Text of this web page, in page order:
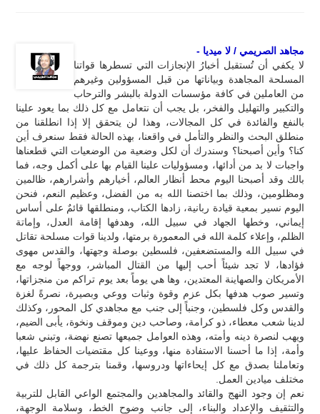
مجاهد الصريمي / لا ميديا -
لا يكفي أن تُستقبل أخبارُ الإنجازات التي تسطرها قواتنا
المسلحة المجاهدة وبياناتها من قبل المسؤولين وغيرهم
من العاملين في كافة مؤسسات الدولة بالبشر والترحاب
والتكبير والتهليل والفخر، بل يجب أن نتعامل مع كل ذلك بما يعود علينا
بالنفع والفائدة في كل المجالات، وهذا لن يتحقق إلا إذا انطلقنا من
منطلق البحث والنظر والتأمل في واقعنا، بهذه الحالة فقط سنعرف أين
كنا؟ وأين أصبحنا؟ وسندرك أن لكل وضعية من الوضعيات التي قطعناها
واجبات لا بد من أدائها، ومسؤوليات علينا القيام بها على أكمل وجه، فما
بالك وقد أصبحنا اليوم محط أنظار العالم، أخيارهم وأشرارهم، ظالمين
ومظلومين، وذلك بما اختصنا الله به من الفضل، وعظيم النعم، فنحن
اليوم نسير بمعية قيادة ربانية، زادها الكتاب، ومنطلقها قائمٌ على أساس
إيماني، وخطها الجهاد في سبيل الله، وهدفها إقامة العدل، وإماتة
الظلم، وإعلاء كلمة الله في المعمورة برمتها، ولدينا قوات مسلحة تقاتل
في سبيل الله والمستضعفين، فلسطين بوصلة وجهتها، والقدس مهوى
فؤادها، لا تجد شيئاً أحب إليها من القتال المباشر، ووجهاً لوجه مع
الأمريكان والصهاينة المعتدين، وها هي يوماً بعد يوم تراكم من منجزاتها،
وتسير صوب هدفها بكل عزم وقوة وثبات ووعي وبصيرة، نصرةً لغزة
والقدس وكل فلسطين، وجنباً إلى جنب مع مجاهدي كل المحور، وكذلك
لدينا شعب معطاء، ذو كرامة، وصاحب دين وموقف ونخوة، يأبى الضيم،
ويهب لنصرة دينه وأمته، وهذه العوامل جميعها تصنع نهضة، وتبني شعبا
وأمة، إذا ما أحسنا الاستفادة منها، ووعينا كل مقتضيات الحفاظ عليها،
وتعاملنا بصدق مع كل إيحاءاتها ودروسها، وقمنا بترجمة كل ذلك في
مختلف ميادين العمل.
نعم إن وجود النهج والقائد والمجاهدين والمجتمع الواعي القابل للتربية
والتثقيف والإعداد والبناء، إلى جانب وضوح الخط، وسلامة الوجهة،